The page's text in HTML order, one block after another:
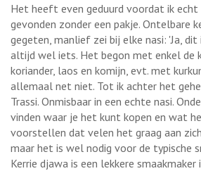
Het heeft even geduurd voordat ik echt
gevonden zonder een pakje. Ontelbare
gegeten, manlief zei bij elke nasi: 'Ja, dit
altijd wel iets. Het begon met enkel de
koriander, laos en komijn, evt. met
allemaal net niet. Tot ik achter het
Trassi. Onmisbaar in een echte nasi.
vinden waar je het kunt kopen en wat
voorstellen dat velen het graag aan
maar het is wel nodig voor de typische
Kerrie djawa is een lekkere smaakmaker